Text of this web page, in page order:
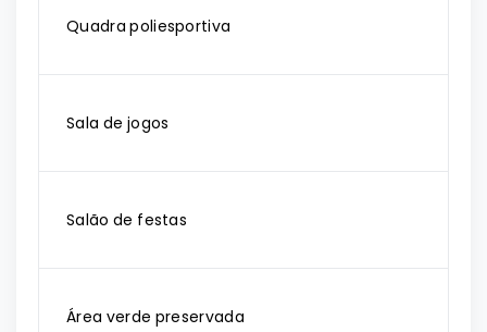
Quadra poliesportiva
Sala de jogos
Salão de festas
Área verde preservada